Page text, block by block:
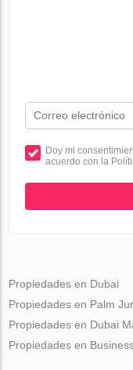
Doy mi
acuerdo con la
Propiedades en Dubai
Propiedades en Palm
Propiedades en Dubai
Propiedades en